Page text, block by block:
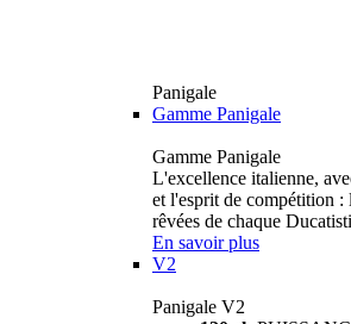
Panigale
Gamme Panigale
Gamme Panigale
L'excellence italienne,
et l'esprit de compétition :
rêvées de chaque
En savoir plus
V2
Panigale V2